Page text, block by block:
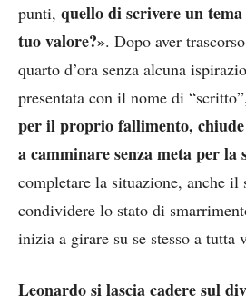
punti, quello di scrivere un
tuo valore?». Dopo aver
quarto d’ora senza alcuna
presentata con il nome di
per il proprio fallimento,
a camminare senza meta per la
completare la situazione, anche il
condividere lo stato di
inizia a girare su se stesso a
Leonardo si lascia cadere sul